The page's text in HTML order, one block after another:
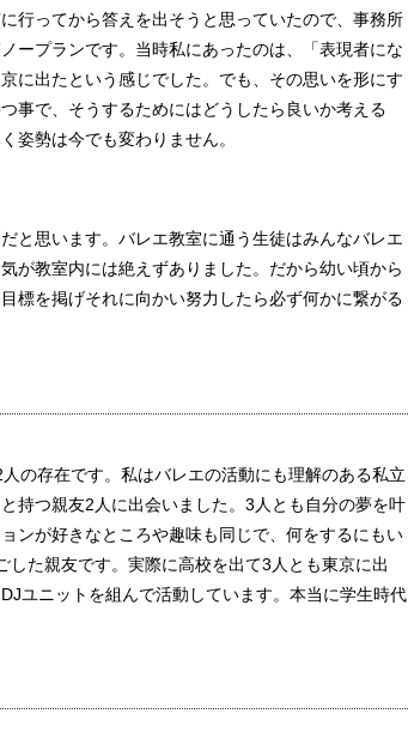
行ってから答えを出そうと思っていたので、事務所
ープランです。当時私にあったのは、「表現者にな
に出たという感じでした。でも、その思いを形にす
事で、そうするためにはどうしたら良いか考える
姿勢は今でも変わりません。
と思います。バレエ教室に通う生徒はみんなバレエ
が教室内には絶えずありました。だから幼い頃から
標を掲げそれに向かい努力したら必ず何かに繋がる
の存在です。私はバレエの活動にも理解のある私立
持つ親友2人に出会いました。3人とも自分の夢を叶
ンが好きなところや趣味も同じで、何をするにもい
た親友です。実際に高校を出て3人とも東京に出
ユニットを組んで活動しています。本当に学生時代